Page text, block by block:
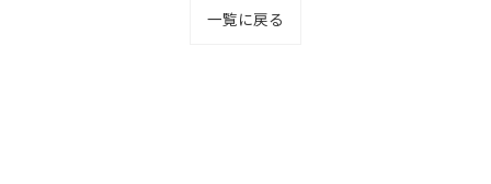
一覧に戻る